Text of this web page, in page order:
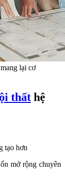
lại cơ
thất hệ
tạo hơn
mở rộng chuyên